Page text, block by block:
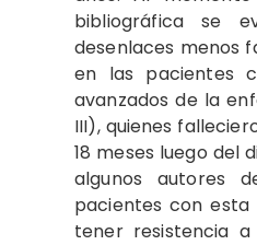
bibliográfica se
desenlaces menos
en las pacientes
avanzados de la
III), quienes
18 meses luego del
algunos autores
pacientes con esta
tener resistencia